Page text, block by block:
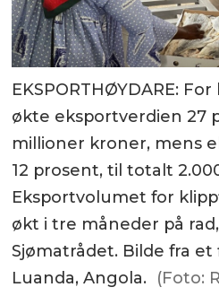
EKSPORTHØYDARE:
økte eksportverdien 27
millioner kroner, mens
12 prosent, til totalt
Eksportvolumet for
økt i tre måneder på
Sjømatrådet. Bilde fra et
Luanda, Angola. (Foto: